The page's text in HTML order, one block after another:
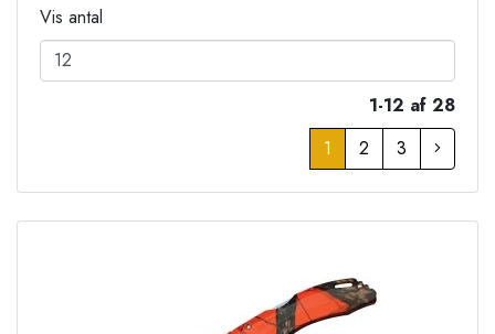
Vis antal
1-12 af 28
1
2 3